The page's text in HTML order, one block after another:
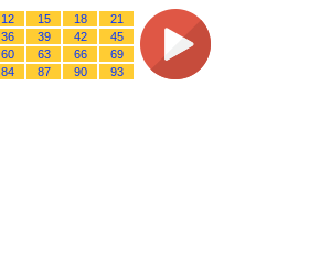
12 15 18
21
36 39 42
45
60 63 66
69
84 87 90 93